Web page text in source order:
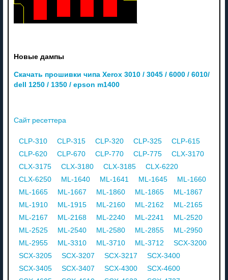
Новые дампы
Скачать прошивки чипа Xerox 3010 / 3045 / 6000 / 6010/
dell 1250 / 1350 / epson m1400
Сайт ресеттера
CLP-310 CLP-315 CLP-320 CLP-325
CLP-615
CLP-620
CLP-670 CLP-770 CLP-775
CLX-3170
CLX-3175
CLX-3180 CLX-3185
CLX-6220
CLX-6250
ML-1640 ML-1641 ML-1645
ML-1660
ML-1665
ML-1667 ML-1860 ML-1865
ML-1867
ML-1910
ML-1915 ML-2160 ML-2162
ML-2165
ML-2167
ML-2168 ML-2240 ML-2241
ML-2520
ML-2525
ML-2540 ML-2580 ML-2855
ML-2950
ML-2955
ML-3310 ML-3710 ML-3712
SCX-3200
SCX-3205
SCX-3207 SCX-3217
SCX-3400
SCX-3405
SCX-3407 SCX-4300
SCX-4600